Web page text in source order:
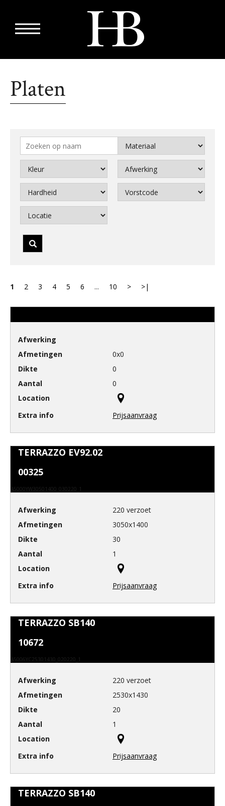
Platen
1 2 3 4 5 6 ... 10 > >|
0x0
0
0
Prijsaanvraag
TERRAZZO EV92.02
00325
A5000YW30501400_030220_1
220 verzoet
3050x1400
30
1
Prijsaanvraag
TERRAZZO SB140
10672
A5006YC25301430_020220_1
220 verzoet
2530x1430
20
1
Prijsaanvraag
TERRAZZO SB140